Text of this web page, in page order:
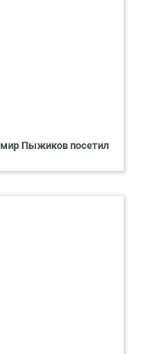
Пыжиков посетил